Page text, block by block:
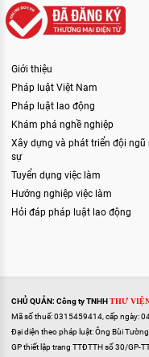
Giới thiệu
Pháp luật Việt Nam
Pháp luật lao động
Khám phá nghề nghiệp
Xây dựng và phát triển đội ngũ
sự
Tuyển dụng việc làm
Hướng nghiệp việc làm
Hỏi đáp pháp luật lao động
CHỦ QUẢN: Công ty TNHHTHƯ
Mã số thuế: 0315459414, cấp ngày:
Đại diện theo pháp luật: Ông Bùi Tường
GP thiết lập trang TTĐTTH số 30/GP-